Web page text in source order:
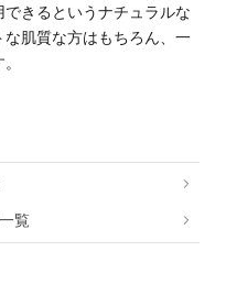
きるというナチュラルな
肌質な方はもちろん、一
覧